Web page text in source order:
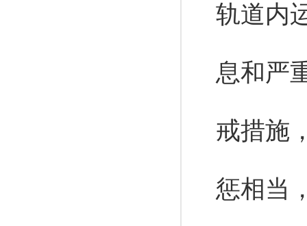
轨道内
息和严
戒措施
惩相当